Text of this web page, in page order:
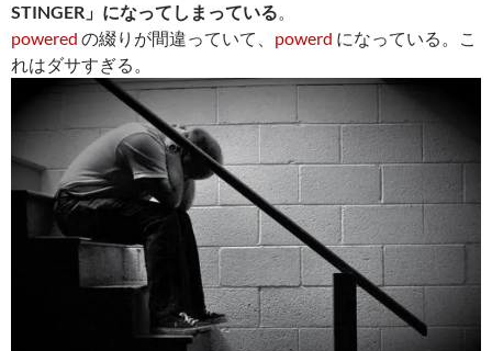
STINGER」になってしまっている。
powered の綴りが間違っていて、 powerd になっている。こ
れはダサすぎる。